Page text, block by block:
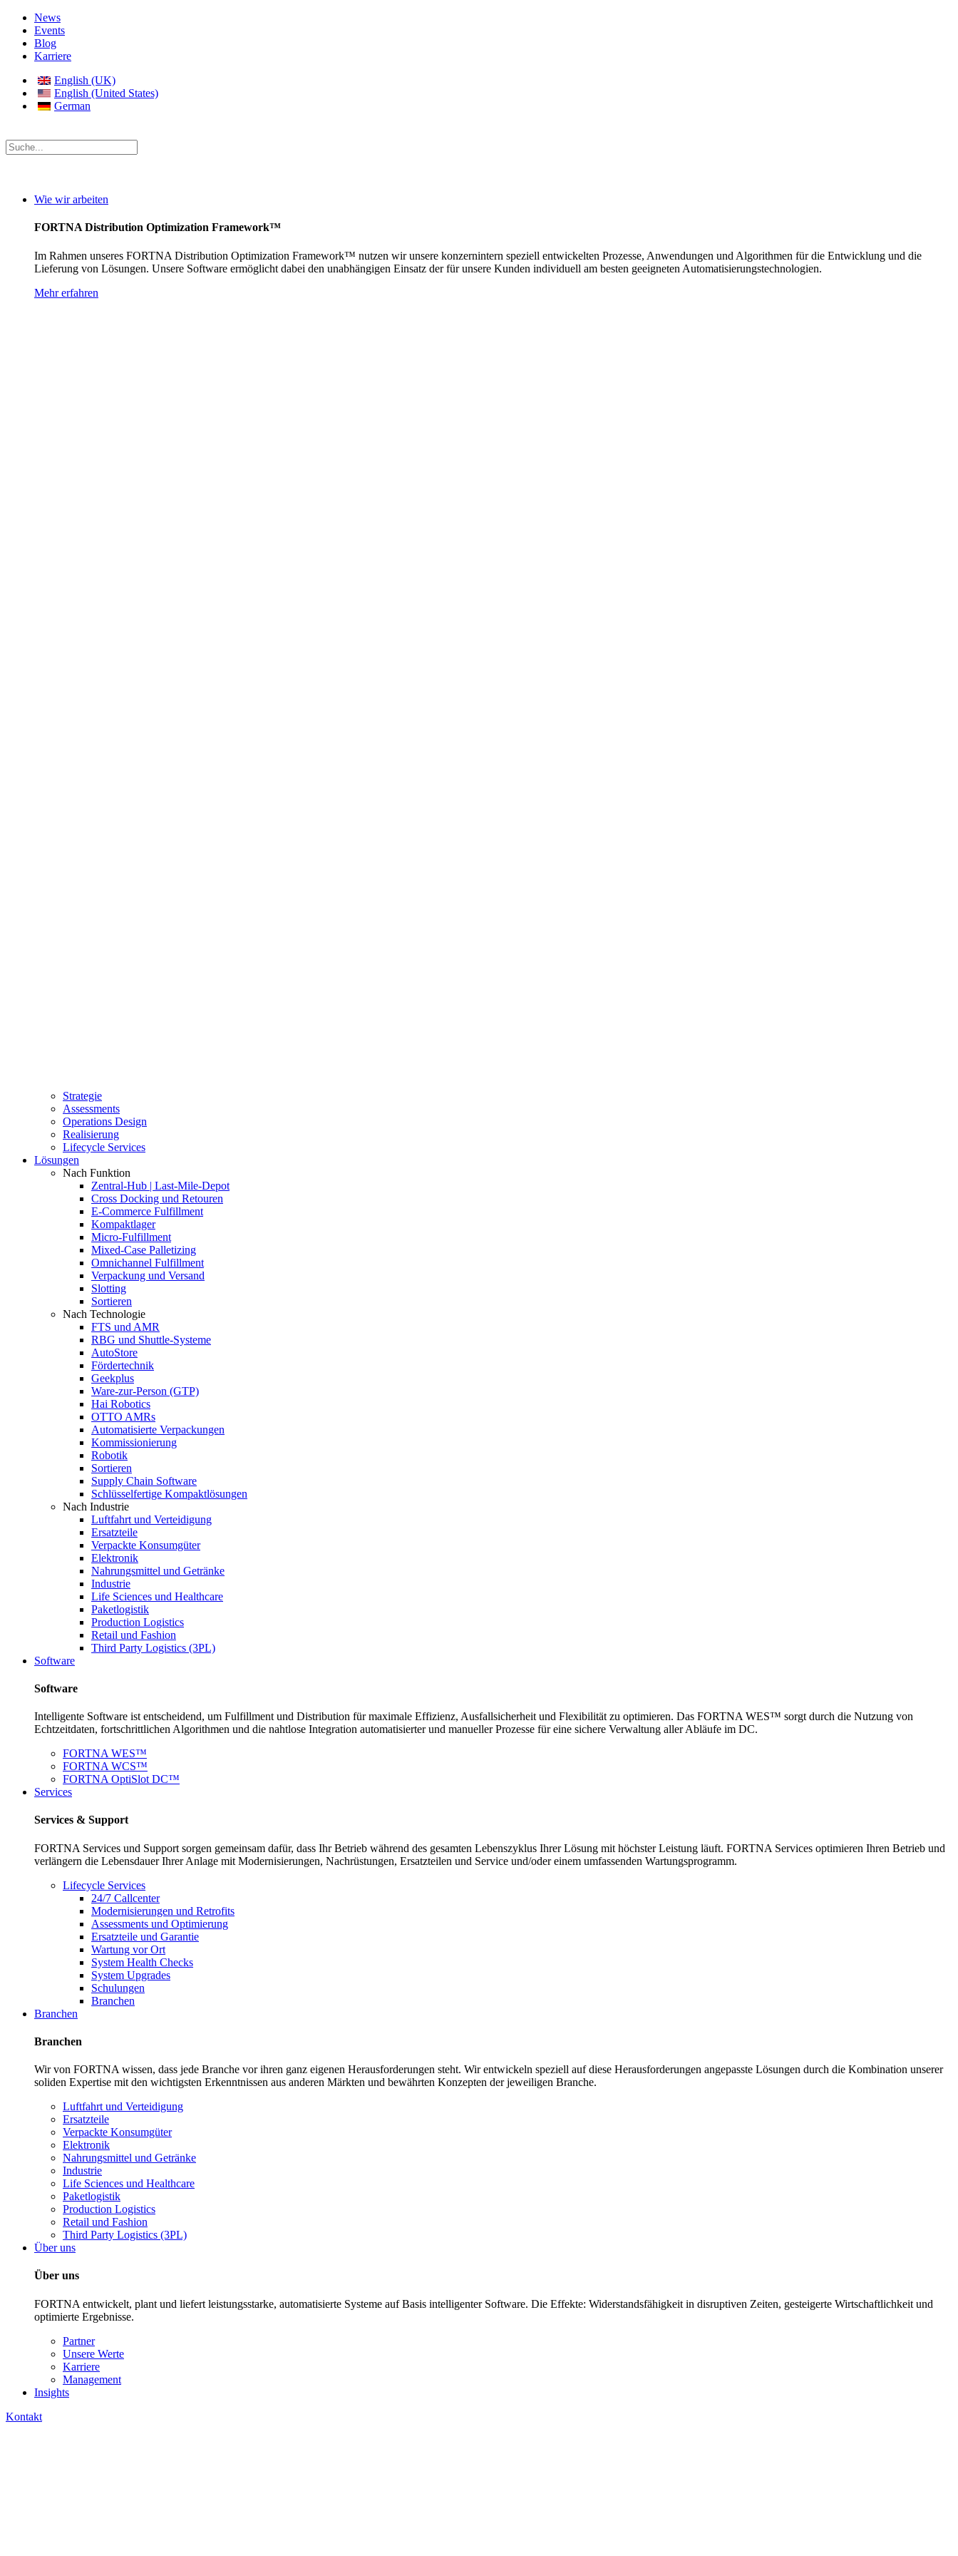
News
Events
Blog
Karriere
English (UK)
English (United States)
German
Wie wir arbeiten
FORTNA Distribution Optimization Framework™
Im Rahmen unseres FORTNA Distribution Optimization Framework™ nutzen wir unsere konzernintern speziell entwickelten Prozesse, Anwendungen und Algorithmen für die Entwicklung und die
Lieferung von Lösungen. Unsere Software ermöglicht dabei den unabhängigen Einsatz der für unsere Kunden individuell am besten geeigneten Automatisierungstechnologien.
Mehr erfahren
Strategie
Assessments
Operations Design
Realisierung
Lifecycle Services
Lösungen
Nach Funktion
Zentral-Hub | Last-Mile-Depot
Cross Docking und Retouren
E-Commerce Fulfillment
Kompaktlager
Micro-Fulfillment
Mixed-Case Palletizing
Omnichannel Fulfillment
Verpackung und Versand
Slotting
Sortieren
Nach Technologie
FTS und AMR
RBG und Shuttle-Systeme
AutoStore
Fördertechnik
Geekplus
Ware-zur-Person (GTP)
Hai Robotics
OTTO AMRs
Automatisierte Verpackungen
Kommissionierung
Robotik
Sortieren
Supply Chain Software
Schlüsselfertige Kompaktlösungen
Nach Industrie
Luftfahrt und Verteidigung
Ersatzteile
Verpackte Konsumgüter
Elektronik
Nahrungsmittel und Getränke
Industrie
Life Sciences und Healthcare
Paketlogistik
Production Logistics
Retail und Fashion
Third Party Logistics (3PL)
Software
Software
Intelligente Software ist entscheidend, um Fulfillment und Distribution für maximale Effizienz, Ausfallsicherheit und Flexibilität zu optimieren. Das FORTNA WES™ sorgt durch die Nutzung von
Echtzeitdaten, fortschrittlichen Algorithmen und die nahtlose Integration automatisierter und manueller Prozesse für eine sichere Verwaltung aller Abläufe im DC.
FORTNA WES™
FORTNA WCS™
FORTNA OptiSlot DC™
Services
Services & Support
FORTNA Services und Support sorgen gemeinsam dafür, dass Ihr Betrieb während des gesamten Lebenszyklus Ihrer Lösung mit höchster Leistung läuft. FORTNA Services optimieren Ihren Betrieb und
verlängern die Lebensdauer Ihrer Anlage mit Modernisierungen, Nachrüstungen, Ersatzteilen und Service und/oder einem umfassenden Wartungsprogramm.
Lifecycle Services
24/7 Callcenter
Modernisierungen und Retrofits
Assessments und Optimierung
Ersatzteile und Garantie
Wartung vor Ort
System Health Checks
System Upgrades
Schulungen
Branchen
Branchen
Branchen
Wir von FORTNA wissen, dass jede Branche vor ihren ganz eigenen Herausforderungen steht. Wir entwickeln speziell auf diese Herausforderungen angepasste Lösungen durch die Kombination unserer
soliden Expertise mit den wichtigsten Erkenntnissen aus anderen Märkten und bewährten Konzepten der jeweiligen Branche.
Luftfahrt und Verteidigung
Ersatzteile
Verpackte Konsumgüter
Elektronik
Nahrungsmittel und Getränke
Industrie
Life Sciences und Healthcare
Paketlogistik
Production Logistics
Retail und Fashion
Third Party Logistics (3PL)
Über uns
Über uns
FORTNA entwickelt, plant und liefert leistungsstarke, automatisierte Systeme auf Basis intelligenter Software. Die Effekte: Widerstandsfähigkeit in disruptiven Zeiten, gesteigerte Wirtschaftlichkeit und
optimierte Ergebnisse.
Partner
Unsere Werte
Karriere
Management
Insights
Kontakt